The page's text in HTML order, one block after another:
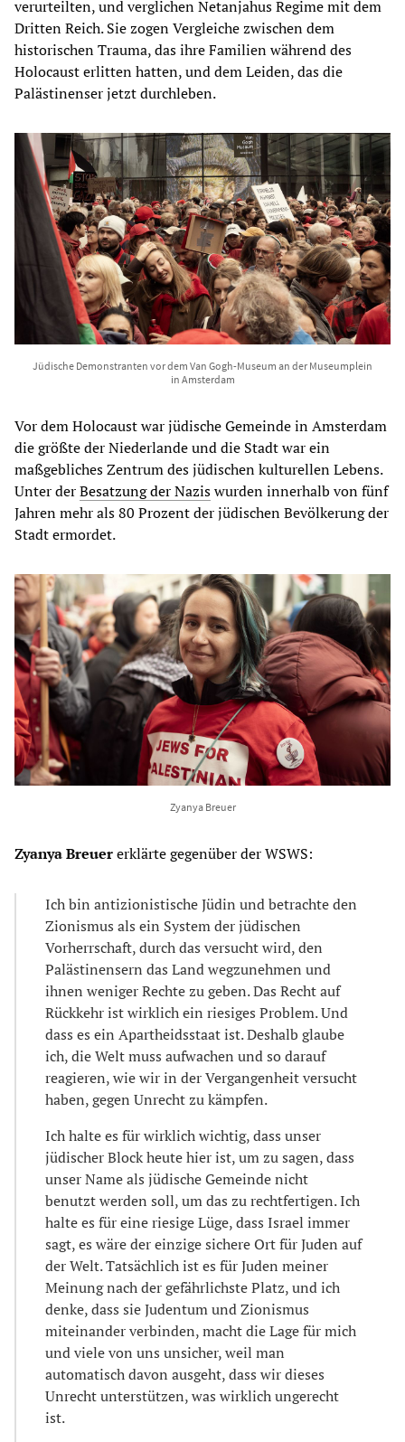
verurteilten, und verglichen Netanjahus Regime mit dem
Dritten Reich. Sie zogen Vergleiche zwischen dem
historischen Trauma, das ihre Familien während des
Holocaust erlitten hatten, und dem Leiden, das die
Palästinenser jetzt durchleben.
Jüdische Demonstranten vor dem Van Gogh-Museum an der Museumplein
in Amsterdam
Vor dem Holocaust war jüdische Gemeinde in Amsterdam
die größte der Niederlande und die Stadt war ein
maßgebliches Zentrum des jüdischen kulturellen Lebens.
Unter derBesatzung der Naziswurden innerhalb von fünf
Jahren mehr als 80 Prozent der jüdischen Bevölkerung der
Stadt ermordet.
Zyanya Breuer
Zyanya Breuererklärte gegenüber der WSWS:
Ich bin antizionistische Jüdin und betrachte den
Zionismus als ein System der jüdischen
Vorherrschaft, durch das versucht wird, den
Palästinensern das Land wegzunehmen und
ihnen weniger Rechte zu geben. Das Recht auf
Rückkehr ist wirklich ein riesiges Problem. Und
dass es ein Apartheidsstaat ist. Deshalb glaube
ich, die Welt muss aufwachen und so darauf
reagieren, wie wir in der Vergangenheit versucht
haben, gegen Unrecht zu kämpfen.
Ich halte es für wirklich wichtig, dass unser
jüdischer Block heute hier ist, um zu sagen, dass
unser Name als jüdische Gemeinde nicht
benutzt werden soll, um das zu rechtfertigen. Ich
halte es für eine riesige Lüge, dass Israel immer
sagt, es wäre der einzige sichere Ort für Juden auf
der Welt. Tatsächlich ist es für Juden meiner
Meinung nach der gefährlichste Platz, und ich
denke, dass sie Judentum und Zionismus
miteinander verbinden, macht die Lage für mich
und viele von uns unsicher, weil man
automatisch davon ausgeht, dass wir dieses
Unrecht unterstützen, was wirklich ungerecht
ist.